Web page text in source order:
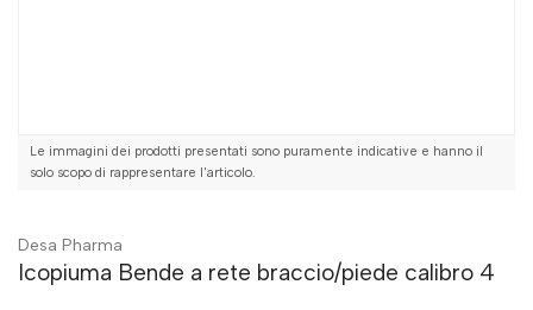
Le immagini dei prodotti presentati sono puramente indicative e hanno il
solo scopo di rappresentare l'articolo.
Desa Pharma
Icopiuma Bende a rete braccio/piede calibro 4